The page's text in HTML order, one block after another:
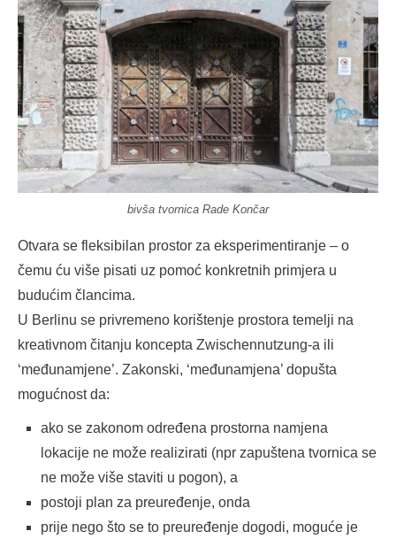
bivša tvornica Rade Končar
Otvara se fleksibilan prostor za eksperimentiranje – o
čemu ću više pisati uz pomoć konkretnih primjera u
budućim člancima.
U Berlinu se privremeno korištenje prostora temelji na
kreativnom čitanju koncepta Zwischennutzung-a ili
‘međunamjene’. Zakonski, ‘međunamjena’ dopušta
mogućnost da:
ako se zakonom određena prostorna namjena
lokacije ne može realizirati (npr zapuštena tvornica se
ne može više staviti u pogon), a
postoji plan za preuređenje, onda
prije nego što se to preuređenje dogodi, moguće je